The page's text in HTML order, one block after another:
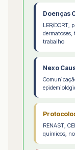
Doenças
LER/DORT,
trabalho
Nexo
RENAST,
químicos,